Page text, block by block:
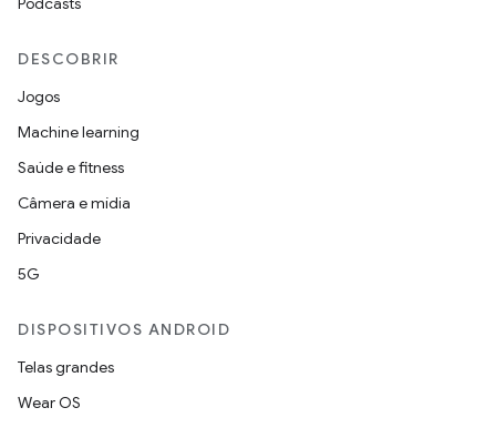
DESCOBRIR
Jogos
Machine learning
Saúde e fitness
Câmera e mídia
Privacidade
5G
DISPOSITIVOS ANDROID
Telas grandes
Wear OS